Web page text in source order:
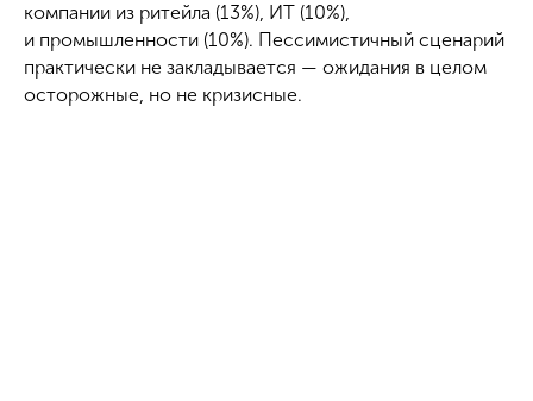
компании из ритейла (13%), ИТ (10%),
и промышленности (10%). Пессимистичный сценарий
практически не закладывается — ожидания в целом
осторожные, но не кризисные.